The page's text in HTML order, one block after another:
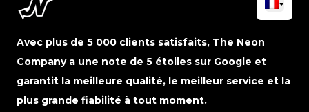
Avec plus de 5 000 clients satisfaits, The Neon
Company a une note de 5 étoiles sur Google et
garantit la meilleure qualité, le meilleur service et la
plus grande fiabilité à tout moment.